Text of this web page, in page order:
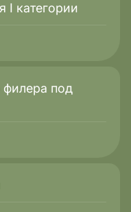
I категории
филера под